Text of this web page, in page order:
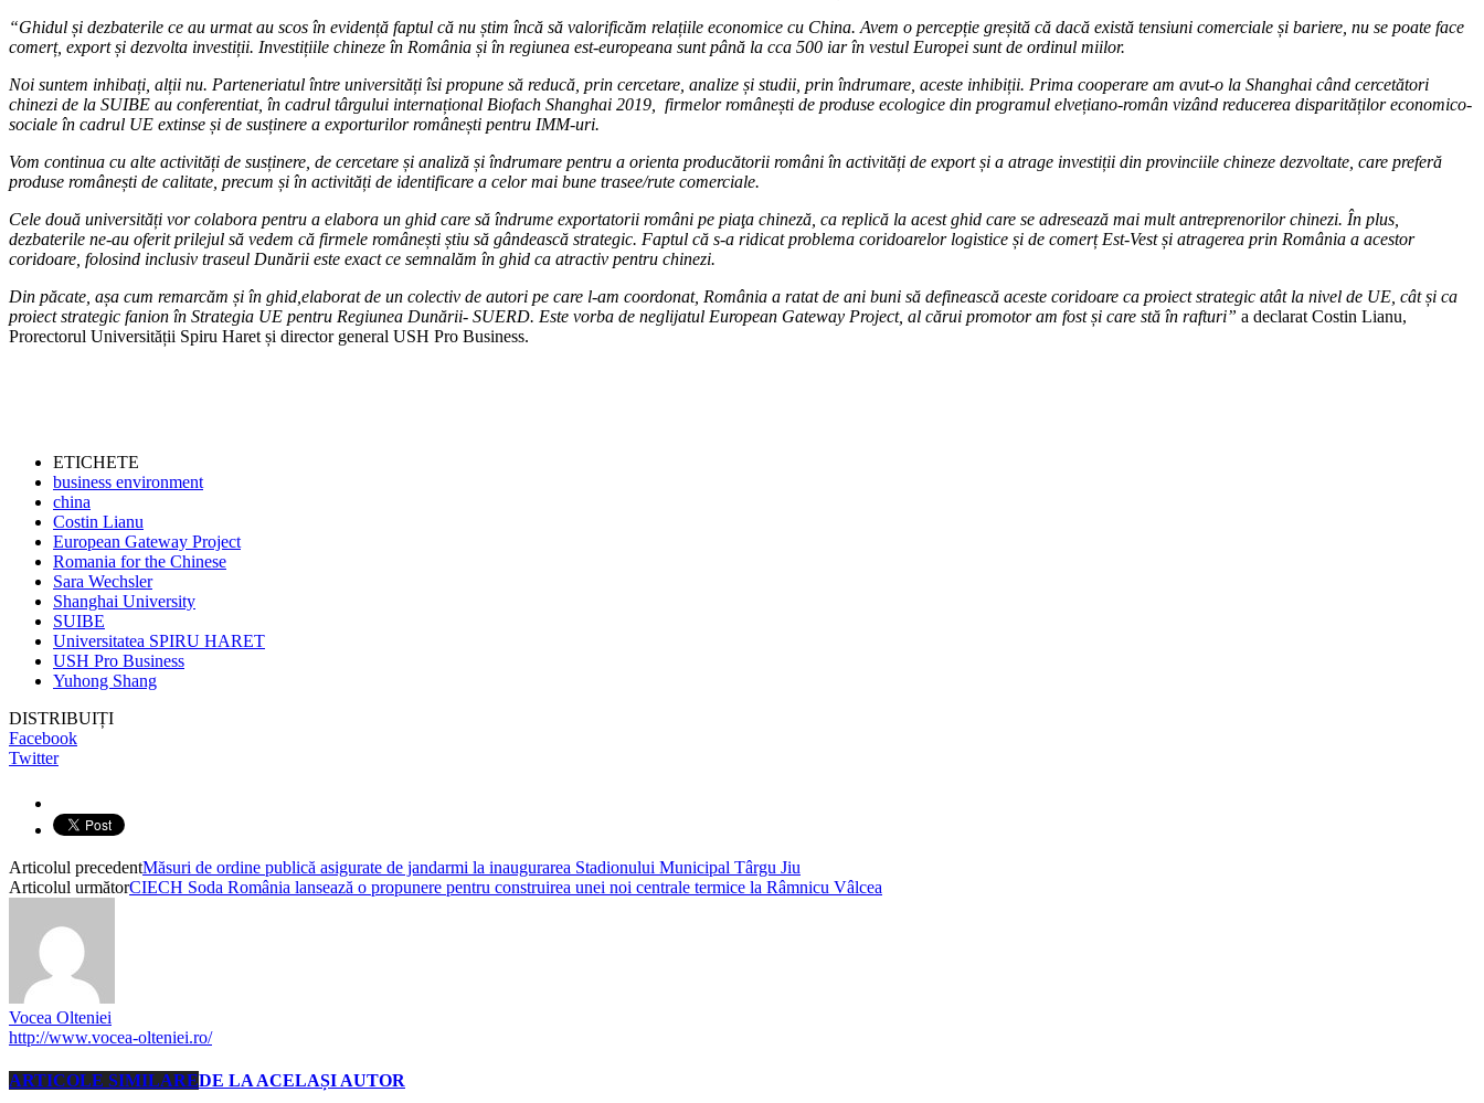
“Ghidul și dezbaterile ce au urmat au scos în evidență faptul că nu știm încă să valorificăm relațiile economice cu China. Avem o percepție greșită că dacă există tensiuni comerciale și bariere, nu se poate face
comerț, export și dezvolta investiții. Investițiile chineze în România și în regiunea est-europeana sunt până la cca 500 iar în vestul Europei sunt de ordinul miilor.
Noi suntem inhibați, alții nu. Parteneriatul între universități îsi propune să reducă, prin cercetare, analize și studii, prin îndrumare, aceste inhibiții. Prima cooperare am avut-o la Shanghai când cercetători
chinezi de la SUIBE au conferentiat, în cadrul târgului internațional Biofach Shanghai 2019, firmelor românești de produse ecologice din programul elvețiano-român vizând reducerea disparităților economico-
sociale în cadrul UE extinse și de susținere a exporturilor românești pentru IMM-uri.
Vom continua cu alte activități de susținere, de cercetare și analiză și îndrumare pentru a orienta producătorii români în activități de export și a atrage investiții din provinciile chineze dezvoltate, care preferă
produse românești de calitate, precum și în activități de identificare a celor mai bune trasee/rute comerciale.
Cele două universități vor colabora pentru a elabora un ghid care să îndrume exportatorii români pe piaţa chineză, ca replică la acest ghid care se adresează mai mult antreprenorilor chinezi. În plus,
dezbaterile ne-au oferit prilejul să vedem că firmele românești știu să gândească strategic. Faptul că s-a ridicat problema coridoarelor logistice și de comerț Est-Vest și atragerea prin România a acestor
coridoare, folosind inclusiv traseul Dunării este exact ce semnalăm în ghid ca atractiv pentru chinezi.
Din păcate, așa cum remarcăm și în ghid,elaborat de un colectiv de autori pe care l-am coordonat, România a ratat de ani buni să definească aceste coridoare ca proiect strategic atât la nivel de UE, cât și ca
proiect strategic fanion în Strategia UE pentru Regiunea Dunării- SUERD. Este vorba de neglijatul European Gateway Project, al cărui promotor am fost și care stă în rafturi” a declarat Costin Lianu,
Prorectorul Universității Spiru Haret și director general USH Pro Business.
ETICHETE
business environment
china
Costin Lianu
European Gateway Project
Romania for the Chinese
Sara Wechsler
Shanghai University
SUIBE
Universitatea SPIRU HARET
USH Pro Business
Yuhong Shang
DISTRIBUIȚI
Facebook
Twitter
Articolul precedentMăsuri de ordine publică asigurate de jandarmi la inaugurarea Stadionului Municipal Târgu Jiu
Articolul următorCIECH Soda România lansează o propunere pentru construirea unei noi centrale termice la Râmnicu Vâlcea
Vocea Olteniei
http://www.vocea-olteniei.ro/
ARTICOLE SIMILAREDE LA ACELAȘI AUTOR